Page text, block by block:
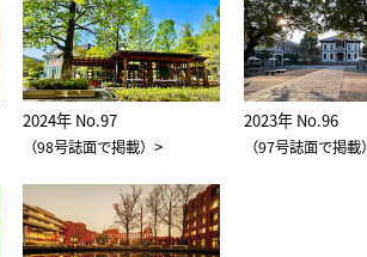
2024年 No.97
（98号誌面で掲載） >
2023年 No.96
（97号誌面で掲載）